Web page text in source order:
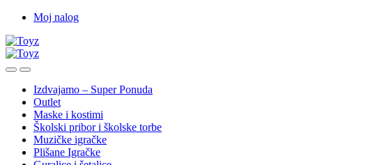
Skip
navigation
Skip
content
Moj nalog
Izdvajamo – Super Ponuda
Outlet
Maske i kostimi
Školski pribor i školske torbe
Muzičke igračke
Plišane Igračke